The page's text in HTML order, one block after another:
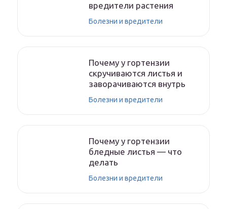
вредители растения
Болезни и вредители
Почему у гортензии
скручиваются листья и
заворачиваются внутрь
Болезни и вредители
Почему у гортензии
бледные листья — что
делать
Болезни и вредители